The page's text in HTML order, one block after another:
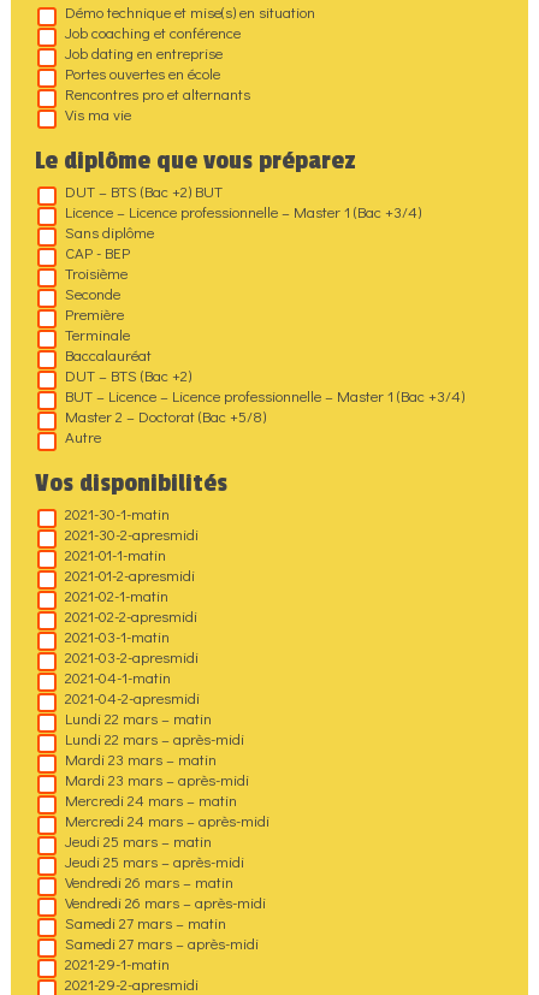
Démo technique et mise(s) en situation
Job coaching et conférence
Job dating en entreprise
Portes ouvertes en école
Rencontres pro et alternants
Vis ma vie
Le diplôme que vous préparez
DUT – BTS (Bac +2) BUT
Licence – Licence professionnelle – Master 1 (Bac +3/4)
Sans diplôme
CAP - BEP
Troisième
Seconde
Première
Terminale
Baccalauréat
DUT – BTS (Bac +2)
BUT – Licence – Licence professionnelle – Master 1 (Bac +3/4)
Master 2 – Doctorat (Bac +5/8)
Autre
Vos disponibilités
2021-30-1-matin
2021-30-2-apresmidi
2021-01-1-matin
2021-01-2-apresmidi
2021-02-1-matin
2021-02-2-apresmidi
2021-03-1-matin
2021-03-2-apresmidi
2021-04-1-matin
2021-04-2-apresmidi
Lundi 22 mars – matin
Lundi 22 mars – après-midi
Mardi 23 mars – matin
Mardi 23 mars – après-midi
Mercredi 24 mars – matin
Mercredi 24 mars – après-midi
Jeudi 25 mars – matin
Jeudi 25 mars – après-midi
Vendredi 26 mars – matin
Vendredi 26 mars – après-midi
Samedi 27 mars – matin
Samedi 27 mars – après-midi
2021-29-1-matin
2021-29-2-apresmidi